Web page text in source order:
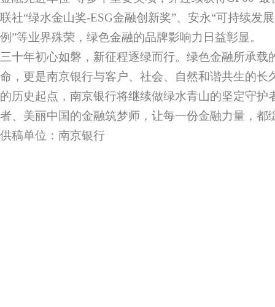
联社“绿水金山奖-ESG金融创新奖”、安永“可持续发
例”等业界殊荣，绿色金融的品牌影响力日益彰显。
三十年初心如磐，新征程逐绿而行。绿色金融所承载
命，更是南京银行与客户、社会、自然和谐共生的长
的历史起点，南京银行将继续做绿水青山的坚定守护
者、美丽中国的金融筑梦师，让每一份金融力量，都
供稿单位：南京银行